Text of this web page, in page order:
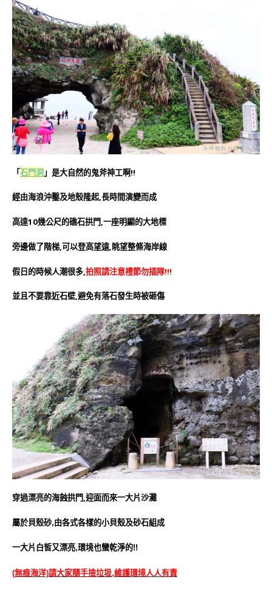
「石門洞」是大自然的鬼斧神工啊!!
經由海浪沖鑿及地殼隆起,長時間演變而成
高達10幾公尺的礁石拱門,一座明顯的大地標
旁邊做了階梯,可以登高望遠,眺望整條海岸線
假日的時候人潮很多, 拍照請注意禮節勿插隊!!!
並且不要靠近石壁,避免有落石發生時被砸傷
穿過漂亮的海蝕拱門,迎面而來一大片沙灘
屬於貝殼砂,由各式各樣的小貝殼及砂石組成
一大片白皙又漂亮,環境也蠻乾淨的!!
(無痕海洋)請大家隨手撿垃圾,維護環境人人有責